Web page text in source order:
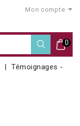
Mon compte
0
Témoignages -